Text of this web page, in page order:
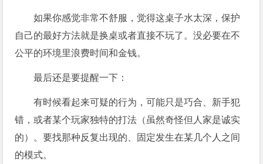
如果你感觉非常不舒服，觉得这桌子水太深，保护
自己的最好方法就是换桌或者直接不玩了。没必要在不
公平的环境里浪费时间和金钱。
最后还是要提醒一下：
有时候看起来可疑的行为，可能只是巧合、新手犯
错，或者某个玩家独特的打法（虽然奇怪但人家是诚实
的）。要找那种反复出现的、固定发生在某几个人之间
的模式。